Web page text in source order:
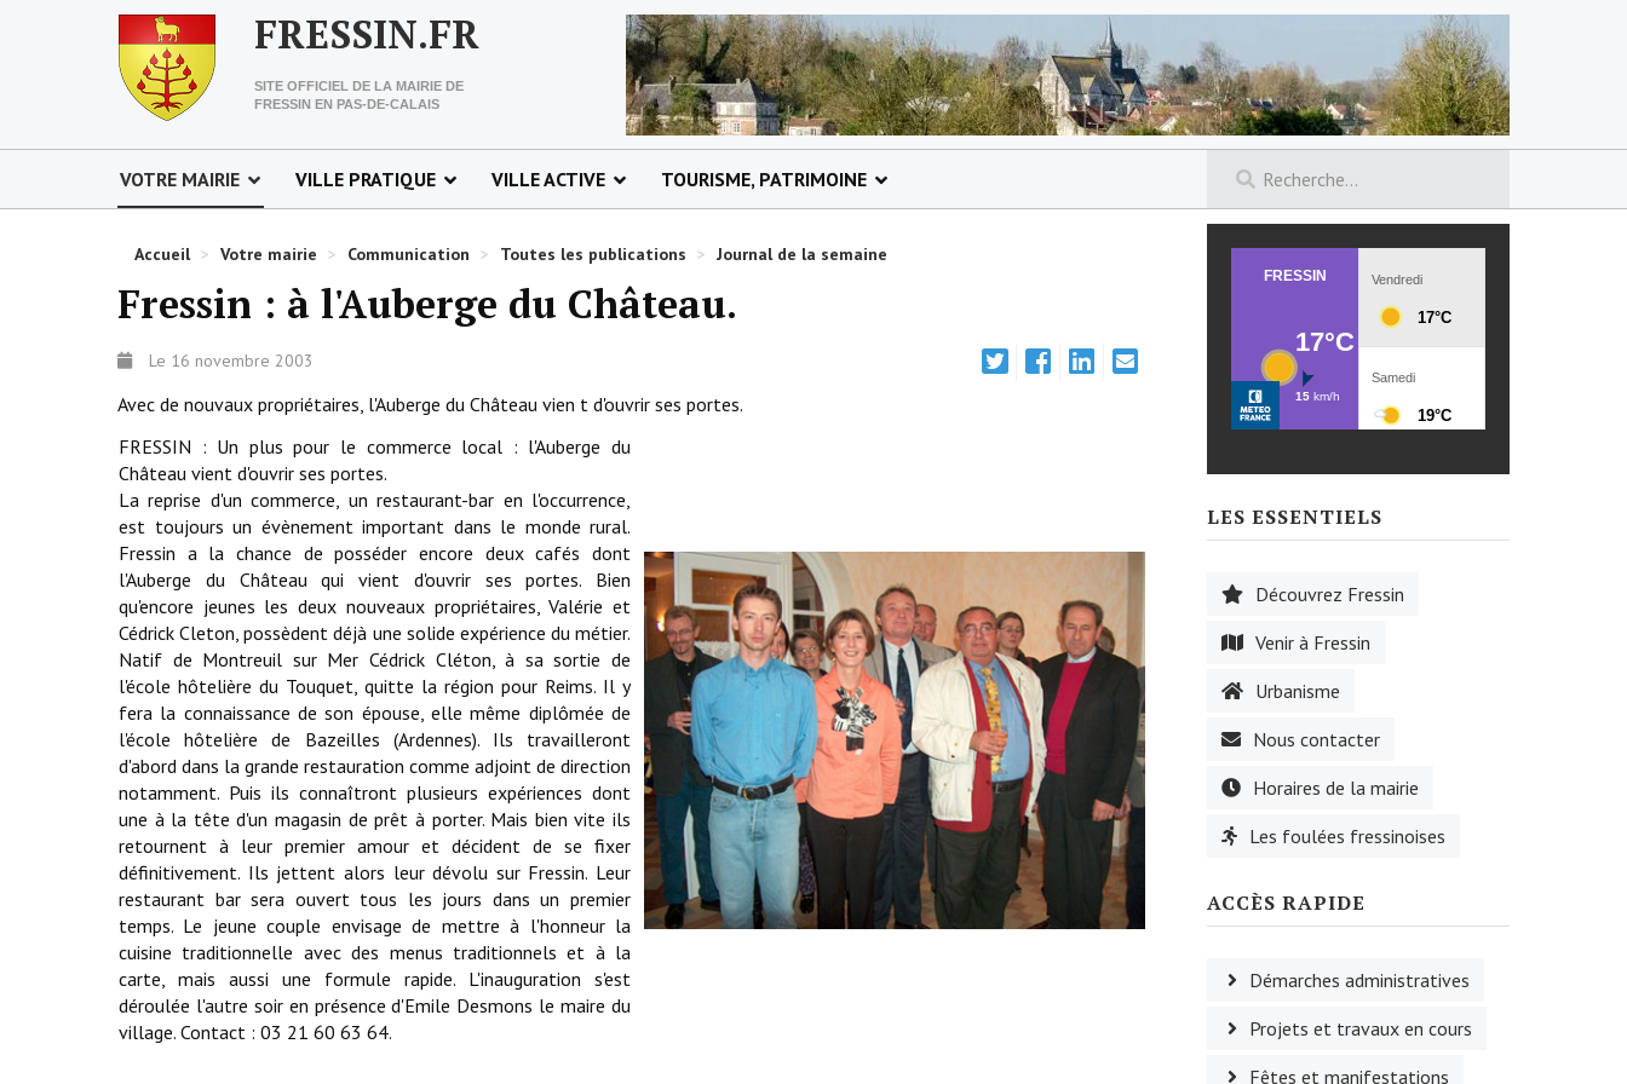
FRESSIN.FR
SITE OFFICIEL DE LA MAIRIE DE
FRESSIN EN PAS-DE-CALAIS
VOTRE MAIRIE VILLE PRATIQUE VILLE ACTIVE TOURISME, PATRIMOINE
Accueil > Votre mairie > Communication > Toutes les publications > Journal de la semaine
Fressin : à l'Auberge du Château.
Le 16 novembre 2003
Avec de nouvaux propriétaires, l'Auberge du Château vien t d'ouvrir ses portes.
FRESSIN : Un plus pour le commerce local : l'Auberge du
Château vient d'ouvrir ses portes.
La reprise d'un commerce, un restaurant-bar en l'occurrence,
est toujours un évènement important dans le monde rural.
Fressin a la chance de posséder encore deux cafés dont
l'Auberge du Château qui vient d'ouvrir ses portes. Bien
qu'encore jeunes les deux nouveaux propriétaires, Valérie et
Cédrick Cleton, possèdent déjà une solide expérience du métier.
Natif de Montreuil sur Mer Cédrick Cléton, à sa sortie de
l'école hôtelière du Touquet, quitte la région pour Reims. Il y
fera la connaissance de son épouse, elle même diplômée de
l'école hôtelière de Bazeilles (Ardennes). Ils travailleront
d'abord dans la grande restauration comme adjoint de direction
notamment. Puis ils connaîtront plusieurs expériences dont
une à la tête d'un magasin de prêt à porter. Mais bien vite ils
retournent à leur premier amour et décident de se fixer
définitivement. Ils jettent alors leur dévolu sur Fressin. Leur
restaurant bar sera ouvert tous les jours dans un premier
temps. Le jeune couple envisage de mettre à l'honneur la
cuisine traditionnelle avec des menus traditionnels et à la
carte, mais aussi une formule rapide. L'inauguration s'est
déroulée l'autre soir en présence d'Emile Desmons le maire du
village. Contact : 03 21 60 63 64.
LES ESSENTIELS
Découvrez Fressin
Venir à Fressin
Urbanisme
Nous contacter
Horaires de la mairie
Les foulées fressinoises
ACCÈS RAPIDE
Démarches administratives
Projets et travaux en cours
Fêtes et manifestations